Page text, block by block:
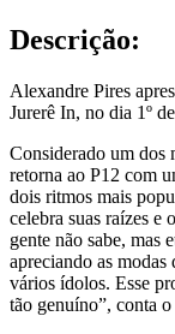
Descrição:
Alexandre Pires
Jurerê In, no dia 1º
Considerado um dos
retorna ao P12 com
dois ritmos mais
celebra suas raízes e
gente não sabe, mas
apreciando as
vários ídolos. Esse
tão genuíno”, conta o